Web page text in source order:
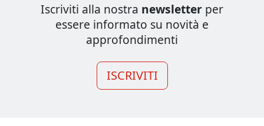
Iscriviti alla nostra newsletter per
essere informato su novità e
approfondimenti
ISCRIVITI